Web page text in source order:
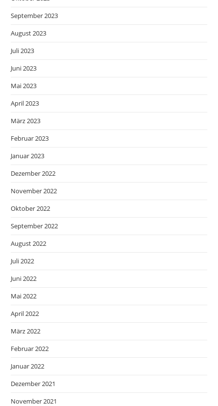
September 2023
August 2023
Juli 2023
Juni 2023
Mai 2023
April 2023
März 2023
Februar 2023
Januar 2023
Dezember 2022
November 2022
Oktober 2022
September 2022
August 2022
Juli 2022
Juni 2022
Mai 2022
April 2022
März 2022
Februar 2022
Januar 2022
Dezember 2021
November 2021